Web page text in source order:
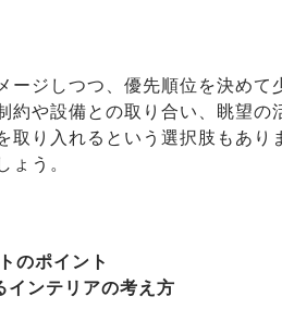
ジしつつ、優先順位を決め
や設備との取り合い、眺望
り入れるという選択肢もあり
う。
のポイント
ンテリアの考え方